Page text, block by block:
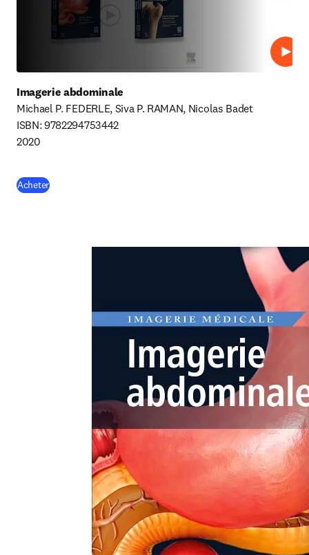
Lire
Imagerie abdominale
Michael P. FEDERLE, Siva P. RAMAN, Nicolas Badet
ISBN: 9782294753442
2020
Acheter(